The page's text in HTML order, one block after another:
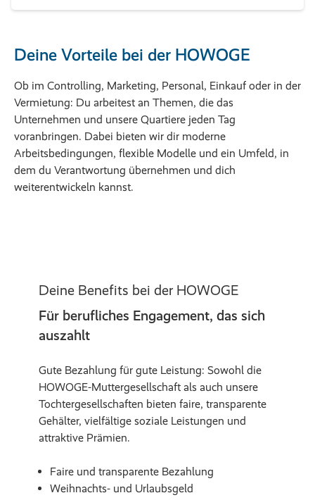
Deine Vorteile bei der HOWOGE
Ob im Controlling, Marketing, Personal, Einkauf oder in der
Vermietung: Du arbeitest an Themen, die das
Unternehmen und unsere Quartiere jeden Tag
voranbringen. Dabei bieten wir dir moderne
Arbeitsbedingungen, flexible Modelle und ein Umfeld, in
dem du Verantwortung übernehmen und dich
weiterentwickeln kannst.
Deine Benefits bei der HOWOGE
Für berufliches Engagement, das sich
auszahlt
Gute Bezahlung für gute Leistung: Sowohl die
HOWOGE-Muttergesellschaft als auch unsere
Tochtergesellschaften bieten faire, transparente
Gehälter, vielfältige soziale Leistungen und
attraktive Prämien.
Faire und transparente Bezahlung
Weihnachts- und Urlaubsgeld